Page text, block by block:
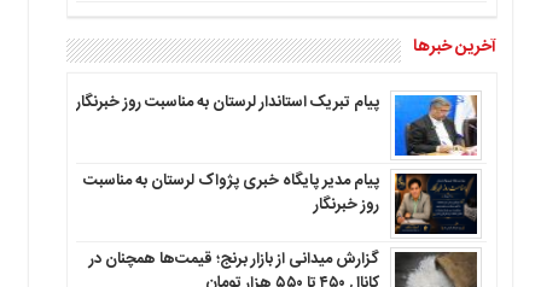
آخرین خبرها
پیام تبریک استاندار لرستان به‌ مناسبت روز خبرنگار
پیام مدیر پایگاه خبری پژواک لرستان به مناسبت
روز خبرنگار
گزارش میدانی از بازار برنج؛ قیمت‌ها همچنان در